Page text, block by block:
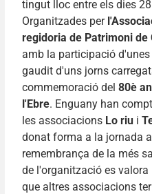
tingut lloc entre els dies
Organitzades per
regidoria de Patrimoni de
amb la participació
gaudit d'uns jorns
commemoració del 80è
l'Ebre. Enguany han
les associacions Lo riu i
donat forma a la jornada
remembrança de la més
de l'organització es
que altres associacions